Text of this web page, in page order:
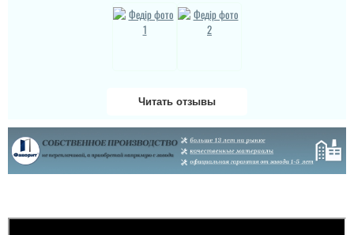
дверей , нічого більше
додати. Якість та вид
покриття ви можете самі
клієнтоорієнтовністю,і
Читать отзывы